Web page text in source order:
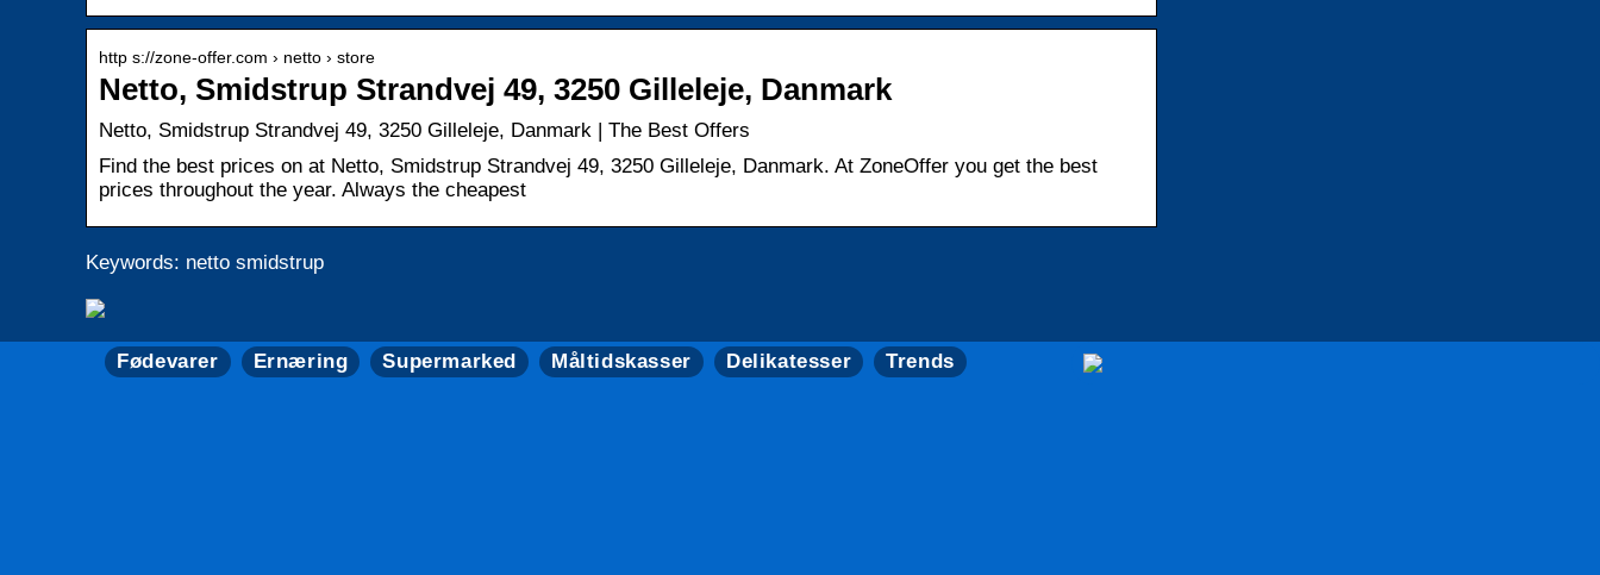
http s://zone-offer.com › netto › store
Netto, Smidstrup Strandvej 49, 3250 Gilleleje, Danmark
Netto, Smidstrup Strandvej 49, 3250 Gilleleje, Danmark | The Best Offers
Find the best prices on at Netto, Smidstrup Strandvej 49, 3250 Gilleleje, Danmark. At ZoneOffer you get the best
prices throughout the year. Always the cheapest
Keywords: netto smidstrup
Fødevarer Ernæring Supermarked Måltidskasser Delikatesser Trends